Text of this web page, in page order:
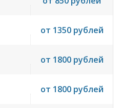
от 1350 рублей
от 1800 рублей
от 1800 рублей